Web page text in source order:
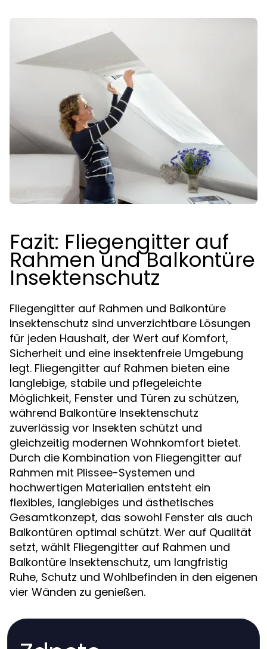
Fazit: Fliegengitter auf
Rahmen und Balkontüre
Insektenschutz
Fliegengitter auf Rahmen und Balkontüre
Insektenschutz sind unverzichtbare Lösungen
für jeden Haushalt, der Wert auf Komfort,
Sicherheit und eine insektenfreie Umgebung
legt. Fliegengitter auf Rahmen bieten eine
langlebige, stabile und pflegeleichte
Möglichkeit, Fenster und Türen zu schützen,
während Balkontüre Insektenschutz
zuverlässig vor Insekten schützt und
gleichzeitig modernen Wohnkomfort bietet.
Durch die Kombination von Fliegengitter auf
Rahmen mit Plissee-Systemen und
hochwertigen Materialien entsteht ein
flexibles, langlebiges und ästhetisches
Gesamtkonzept, das sowohl Fenster als auch
Balkontüren optimal schützt. Wer auf Qualität
setzt, wählt Fliegengitter auf Rahmen und
Balkontüre Insektenschutz, um langfristig
Ruhe, Schutz und Wohlbefinden in den eigenen
vier Wänden zu genießen.